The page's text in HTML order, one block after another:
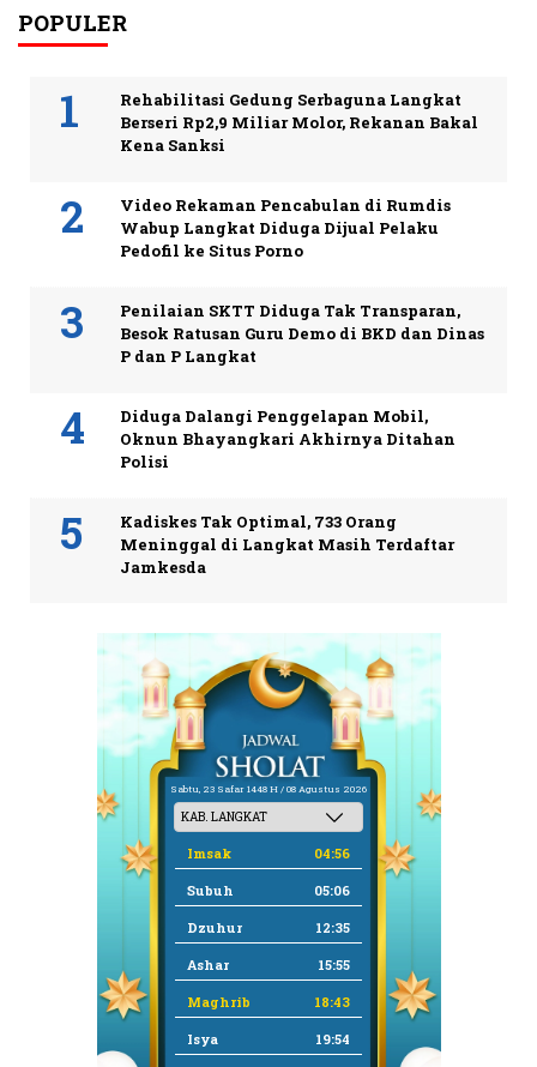
POPULER
Rehabilitasi Gedung Serbaguna Langkat
Berseri Rp2,9 Miliar Molor, Rekanan Bakal
Kena Sanksi
Video Rekaman Pencabulan di Rumdis
Wabup Langkat Diduga Dijual Pelaku
Pedofil ke Situs Porno
Penilaian SKTT Diduga Tak Transparan,
Besok Ratusan Guru Demo di BKD dan Dinas
P dan P Langkat
Diduga Dalangi Penggelapan Mobil,
Oknun Bhayangkari Akhirnya Ditahan
Polisi
Kadiskes Tak Optimal, 733 Orang
Meninggal di Langkat Masih Terdaftar
Jamkesda
Sabtu, 23 Safar 1448 H / 08 Agustus 2026
Imsak 04:56
Subuh 05:06
Dzuhur 12:35
Ashar 15:55
Maghrib 18:43
Isya 19:54